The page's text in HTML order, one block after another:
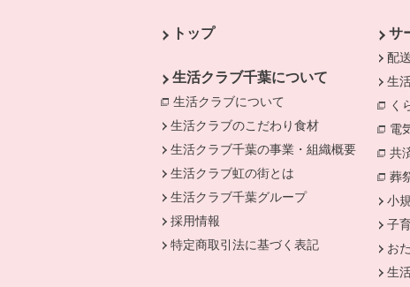
トップ
生活クラブ千葉について
生活クラブについて
別のウィンドウで開
生活クラブのこだわり食材
生活クラブ千葉の事業・組織概要
生活クラブ虹の街とは
生活クラブ千葉グループ
採用情報
特定商取引法に基づく表記
サ
配
生
く
電
共
葬
小
子
お
生